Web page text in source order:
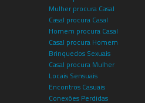
Mulher procura Casal
Casal procura Casal
Homem procura Casal
Casal procura Homem
Brinquedos Sexuais
Casal procura Mulher
Locais Sensuais
Encontros Casuais
Conexões Perdidas